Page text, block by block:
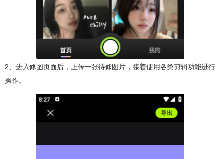
2、进入修图页面后，上传一张待修图片，接着使用各类剪辑功能进行
操作。